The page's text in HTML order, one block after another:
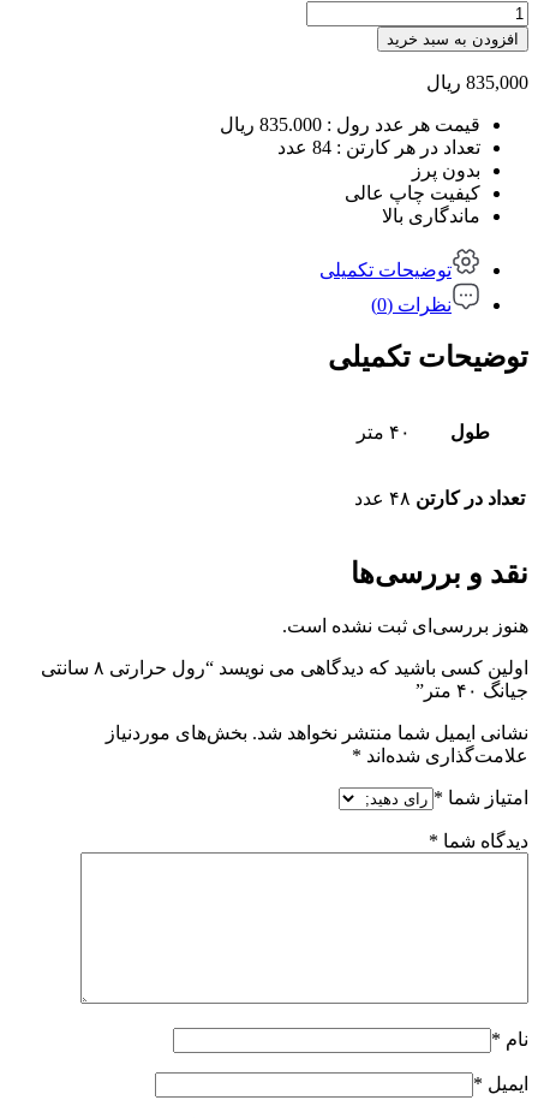
رول
حرارتی
8
سانتی
افزودن به سبد خرید
835,000 ریال
قیمت هر عدد رول : 835.000 ریال
تعداد در هر کارتن : 84 عدد
بدون پرز
کیفیت چاپ عالی
ماندگاری بالا
توضیحات تکمیلی
نظرات (0)
توضیحات تکمیلی
طول ۴۰ متر
تعداد در کارتن ۴۸ عدد
نقد و بررسی‌ها
هنوز بررسی‌ای ثبت نشده است.
اولین کسی باشید که دیدگاهی می نویسد “رول حرارتی ۸ سانتی
جیانگ ۴۰ متر”
نشانی ایمیل شما منتشر نخواهد شد. بخش‌های موردنیاز
علامت‌گذاری شده‌اند *
امتیاز شما *
دیدگاه شما *
نام *
ایمیل *